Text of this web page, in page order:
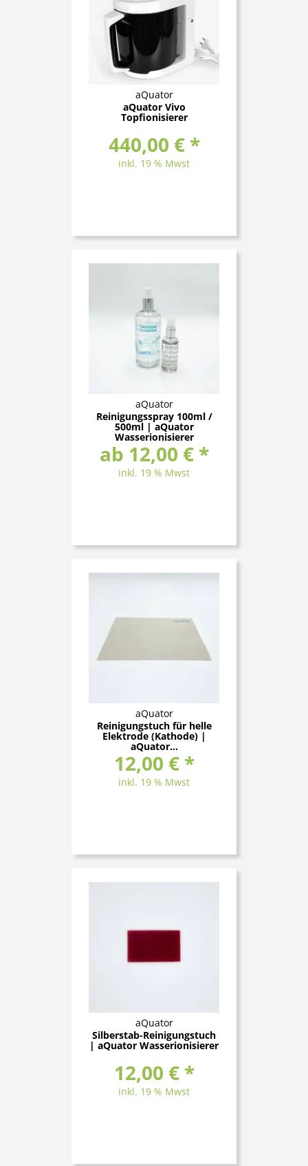
aQuator
aQuator Vivo
Topfionisierer
440,00 € *
inkl. 19 % Mwst
aQuator
Reinigungsspray 100ml /
500ml | aQuator
Wasserionisierer
ab 12,00 € *
inkl. 19 % Mwst
aQuator
Reinigungstuch für helle
Elektrode (Kathode) |
aQuator...
12,00 € *
inkl. 19 % Mwst
aQuator
Silberstab-Reinigungstuch
| aQuator Wasserionisierer
12,00 € *
inkl. 19 % Mwst